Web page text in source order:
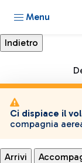
Menu
Ci dispiace il
compagnia
Arrivi